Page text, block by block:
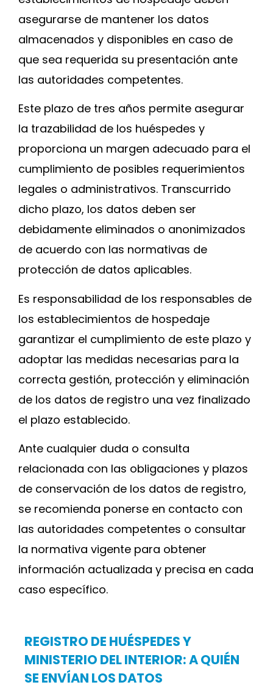
asegurarse de mantener los datos
almacenados y disponibles en caso de
que sea requerida su presentación ante
las autoridades competentes.
Este plazo de tres años permite asegurar
la trazabilidad de los huéspedes y
proporciona un margen adecuado para el
cumplimiento de posibles requerimientos
legales o administrativos. Transcurrido
dicho plazo, los datos deben ser
debidamente eliminados o anonimizados
de acuerdo con las normativas de
protección de datos aplicables.
Es responsabilidad de los responsables de
los establecimientos de hospedaje
garantizar el cumplimiento de este plazo y
adoptar las medidas necesarias para la
correcta gestión, protección y eliminación
de los datos de registro una vez finalizado
el plazo establecido.
Ante cualquier duda o consulta
relacionada con las obligaciones y plazos
de conservación de los datos de registro,
se recomienda ponerse en contacto con
las autoridades competentes o consultar
la normativa vigente para obtener
información actualizada y precisa en cada
caso específico.
REGISTRO DE HUÉSPEDES Y
MINISTERIO DEL INTERIOR: A QUIÉN
SE ENVÍAN LOS DATOS